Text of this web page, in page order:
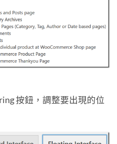
按鈕，調整要出現的位